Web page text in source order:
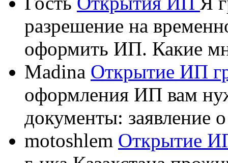
разрешение на
оформить ИП. Какие
Madina Открытие ИП
оформления ИП вам
документы: заявление
motoshlem Открытие